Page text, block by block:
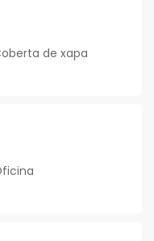
de xapa